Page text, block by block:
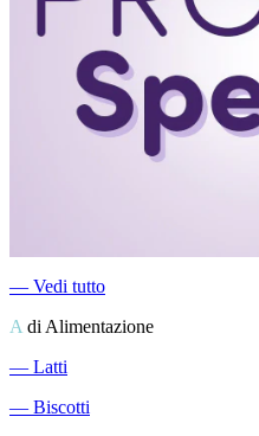
― Vedi tutto
A di Alimentazione
― Latti
― Biscotti